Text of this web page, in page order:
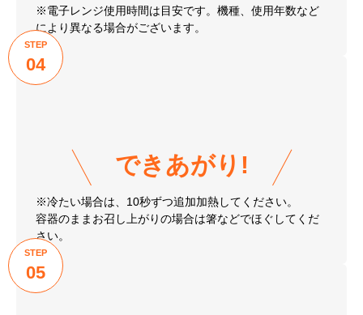
※電子レンジ使用時間は目安です。機種、使用年数など
により異なる場合がございます。
STEP
04
できあがり!
※冷たい場合は、10秒ずつ追加加熱してください。
容器のままお召し上がりの場合は箸などでほぐしてくだ
さい。
STEP
05